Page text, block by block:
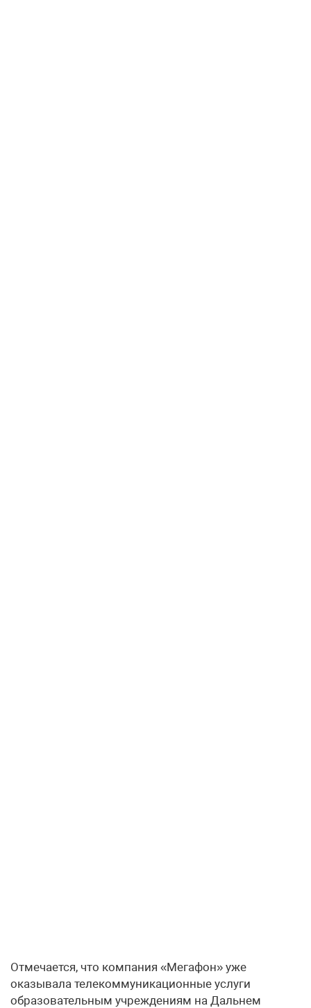
Отмечается, что компания «Мегафон» уже
оказывала телекоммуникационные услуги
образовательным учреждениям на Дальнем